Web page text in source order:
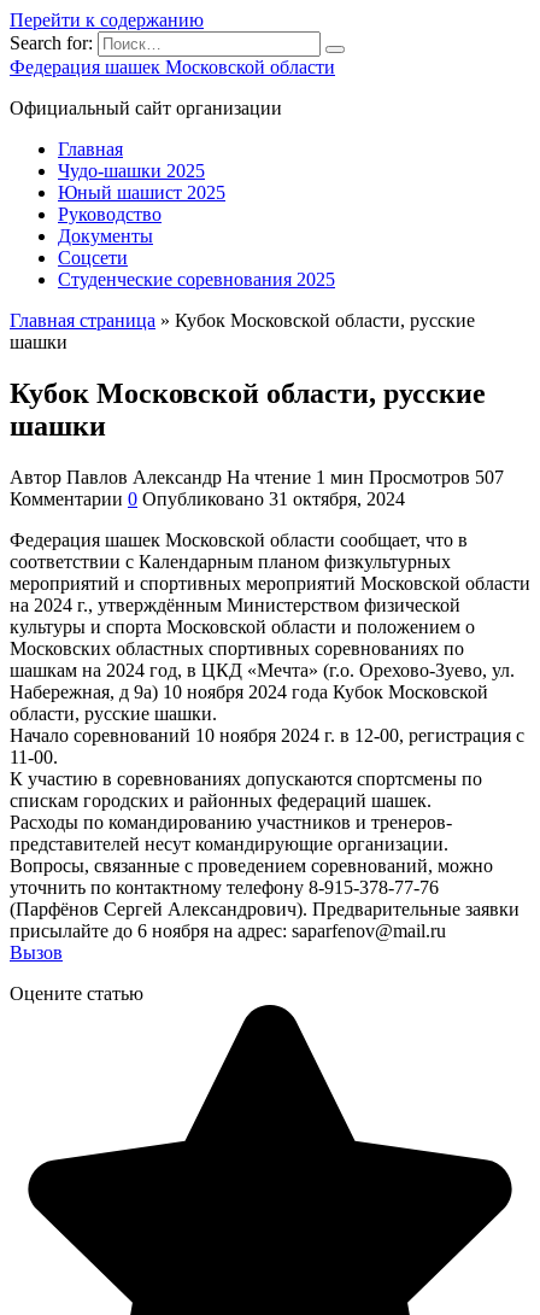
Перейти к содержанию
Search for:
Федерация шашек Московской области
Официальный сайт организации
Главная
Чудо-шашки 2025
Юный шашист 2025
Руководство
Документы
Соцсети
Студенческие соревнования 2025
Главная страница » Кубок Московской области, русские
шашки
Кубок Московской области, русские
шашки
Автор Павлов Александр На чтение 1 мин Просмотров 507
Комментарии 0 Опубликовано 31 октября, 2024
Федерация шашек Московской области сообщает, что в
соответствии с Календарным планом физкультурных
мероприятий и спортивных мероприятий Московской области
на 2024 г., утверждённым Министерством физической
культуры и спорта Московской области и положением о
Московских областных спортивных соревнованиях по
шашкам на 2024 год, в ЦКД «Мечта» (г.о. Орехово-Зуево, ул.
Набережная, д 9а) 10 ноября 2024 года Кубок Московской
области, русские шашки.
Начало соревнований 10 ноября 2024 г. в 12-00, регистрация с
11-00.
К участию в соревнованиях допускаются спортсмены по
спискам городских и районных федераций шашек.
Расходы по командированию участников и тренеров-
представителей несут командирующие организации.
Вопросы, связанные с проведением соревнований, можно
уточнить по контактному телефону 8-915-378-77-76
(Парфёнов Сергей Александрович). Предварительные заявки
присылайте до 6 ноября на адрес: saparfenov@mail.ru
Вызов
Оцените статью